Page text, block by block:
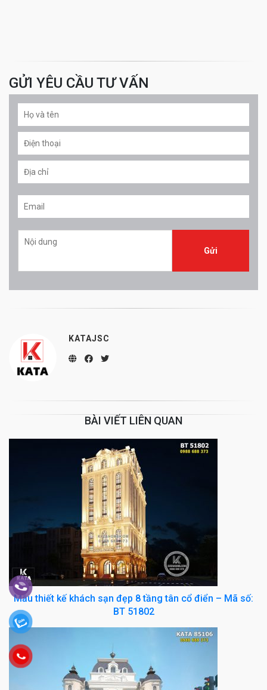
GỬI YÊU CẦU TƯ VẤN
KATAJSC
BÀI VIẾT LIÊN QUAN
Mẫu thiết kế khách sạn đẹp 8 tầng tân cổ điển – Mã số:
BT 51802